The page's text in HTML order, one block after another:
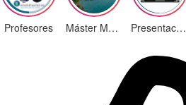
Profesores Máster Marketing Digital en Alicante Presentación ¡Nuevas Ediciones!